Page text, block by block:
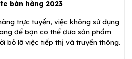
bán hàng 2023
trực tuyến, việc không sử dụng
để bạn có thể đưa sản phẩm
bỏ lỡ việc tiếp thị và truyền thông.